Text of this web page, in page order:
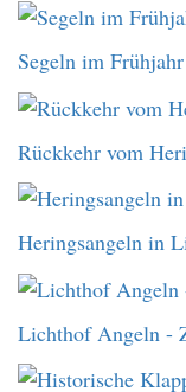
Segeln im
Rückkehr vom
Heringsangeln in
Lichthof Angeln -